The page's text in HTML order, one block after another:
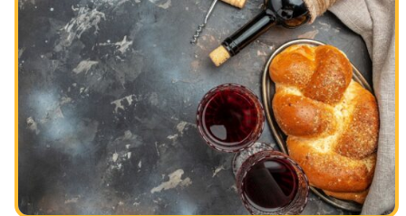
Das Fasten der Zerstörung
Amtseinführung
Purim